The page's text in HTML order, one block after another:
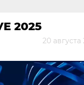
2025
20 августа